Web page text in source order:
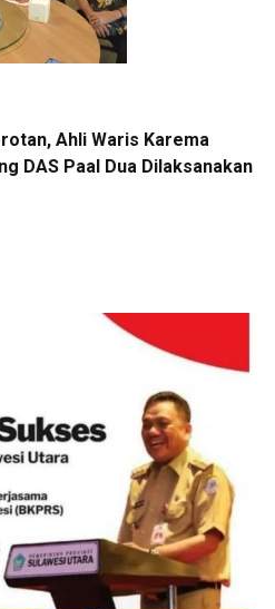
Ahli Waris Karema
DAS Paal Dua Dilaksanakan